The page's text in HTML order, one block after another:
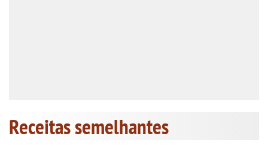
Receitas semelhantes